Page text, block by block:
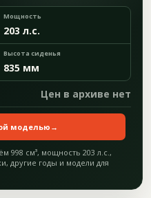
Мощность
203 л.с.
Высота сиденья
835 мм
Цен в архиве нет
моделью →
998 см³, мощность 203 л.с.,
другие годы и модели для